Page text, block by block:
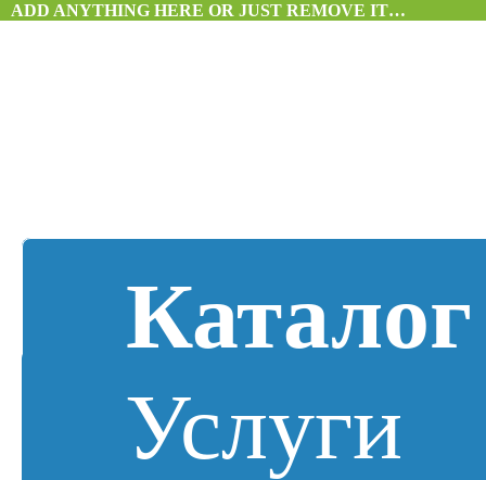
ADD ANYTHING HERE OR JUST REMOVE IT…
Каталог
Услуги